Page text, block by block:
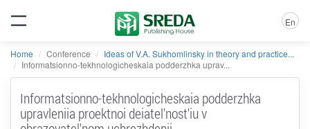
En
Home Conference
Ideas of V.A. Sukhomlinsky in theory and practice...
Informatsionno-tekhnologicheskaia podderzhka uprav...
Informatsionno-tekhnologicheskaia podderzhka
upravleniia proektnoi deiatel'nost'iu v